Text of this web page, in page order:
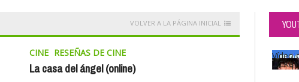
VOLVER A LA PÁGINA INICIAL
CINE RESEÑAS DE CINE
La casa del ángel (online)
Vídeo